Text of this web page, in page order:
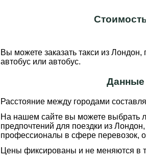
Вы можете заказать такси из
автобус или автобус.
Данные
Расстояние между городами
На нашем сайте вы можете выбрать
предпочтений для поездки из
профессионалы в сфере перевозок,
Цены фиксированы и не меняются в